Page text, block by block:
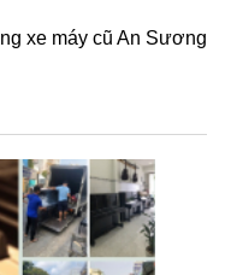
xe máy cũ An Sương